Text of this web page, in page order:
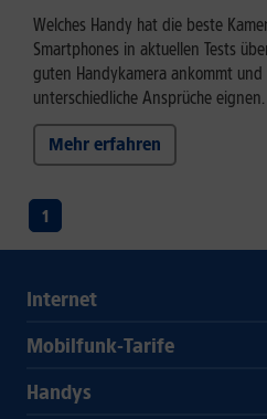
Welches Handy hat die beste
Smartphones in aktuellen Tests
guten Handykamera ankommt
unterschiedliche Ansprüche eignen.
Mehr erfahren
1
Internet
Mobilfunk-Tarife
Handys